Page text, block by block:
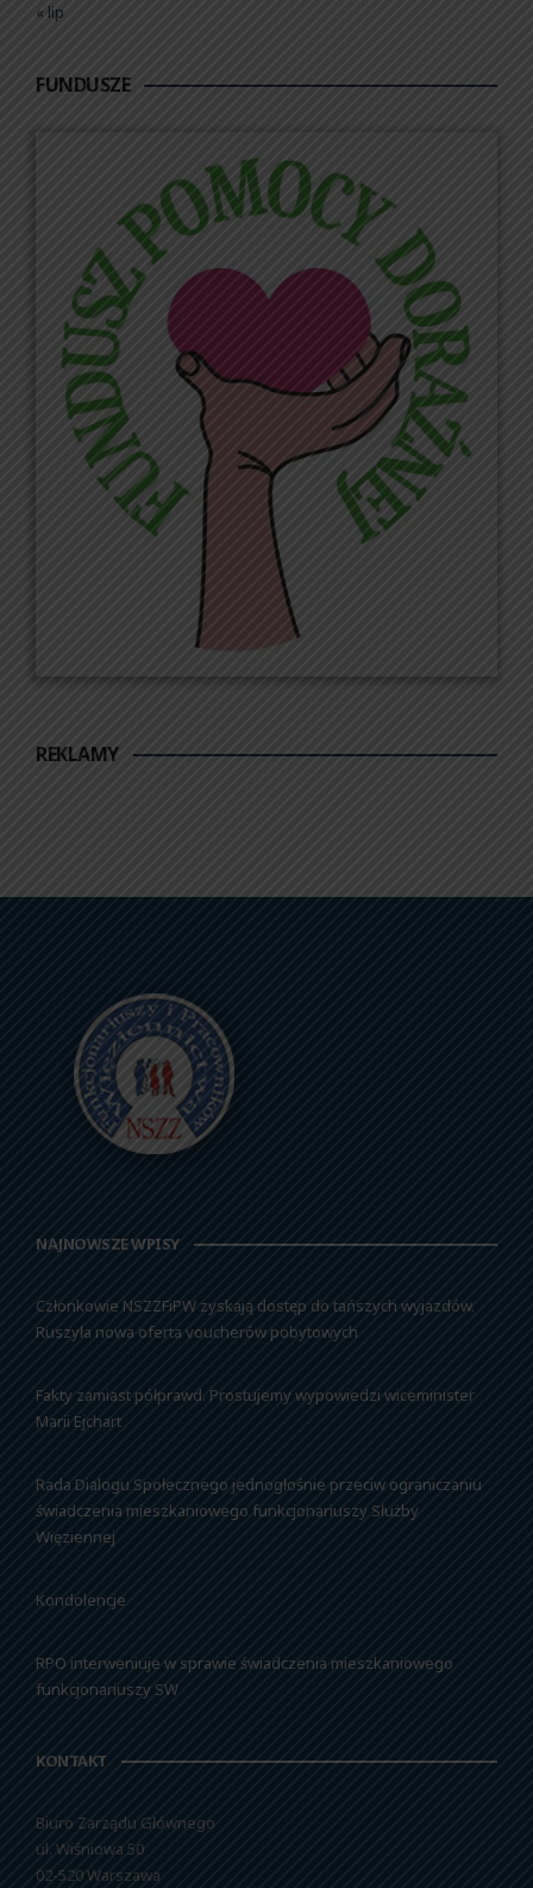
« lip
FUNDUSZE
REKLAMY
NAJNOWSZE WPISY
Członkowie NSZZFiPW zyskają dostęp do tańszych wyjazdów.
Ruszyła nowa oferta voucherów pobytowych
Fakty zamiast półprawd. Prostujemy wypowiedzi wiceminister
Marii Ejchart
Rada Dialogu Społecznego jednogłośnie przeciw ograniczaniu
świadczenia mieszkaniowego funkcjonariuszy Służby
Więziennej
Kondolencje
RPO interweniuje w sprawie świadczenia mieszkaniowego
funkcjonariuszy SW
KONTAKT
Biuro Zarządu Głównego
ul. Wiśniowa 50
02-520 Warszawa